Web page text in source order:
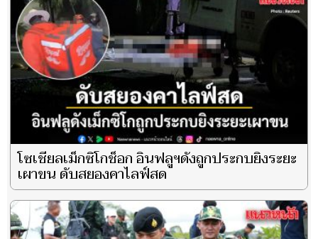
โซเชียลเม็กซิโกช็อก อินฟลูฯดังถูกประกบยิงระยะ
เผาขน ดับสยองคาไลฟ์สด